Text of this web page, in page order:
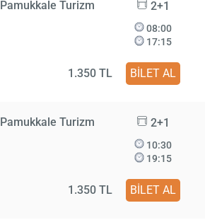
Pamukkale Turizm 2+1
08:00
17:15
1.350 TL BİLET AL
Pamukkale Turizm 2+1
10:30
19:15
1.350 TL BİLET AL